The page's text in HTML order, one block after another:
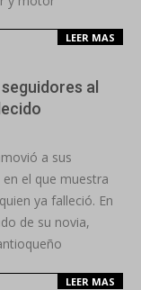
LEER MAS
al
a sus
el que muestra
ya falleció. En
de su novia,
LEER MAS